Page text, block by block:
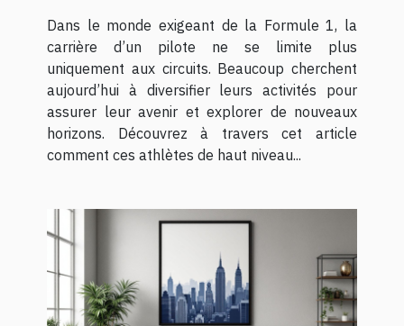
carrières ?
Dans le monde exigeant de la Formule 1, la
carrière d’un pilote ne se limite plus
uniquement aux circuits. Beaucoup cherchent
aujourd’hui à diversifier leurs activités pour
assurer leur avenir et explorer de nouveaux
horizons. Découvrez à travers cet article
comment ces athlètes de haut niveau...